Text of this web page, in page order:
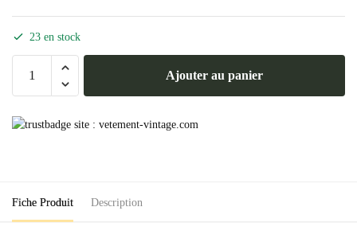
23 en stock
Vintage
Ajouter au panier
Fiche Produit Description